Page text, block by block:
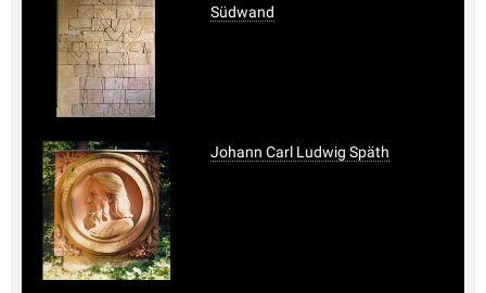
Südwand
Johann Carl Ludwig Späth